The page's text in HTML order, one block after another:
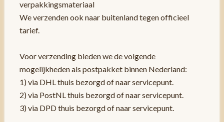
verpakkingsmateriaal
We verzenden ook naar buitenland tegen officieel
tarief.
Voor verzending bieden we de volgende
mogelijkheden als postpakket binnen Nederland:
1) via DHL thuis bezorgd of naar servicepunt.
2) via PostNL thuis bezorgd of naar servicepunt.
3) via DPD thuis bezorgd of naar servicepunt.